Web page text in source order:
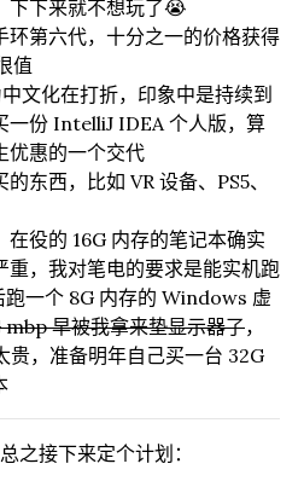
下下来就不想玩了😭
环第六代，十分之一的价格获得
值
文化在打折，印象中是持续到
一份 IntelliJ IDEA 个人版，算
优惠的一个交代
东西，比如 VR 设备、PS5、
役的 16G 内存的笔记本确实
重，我对笔电的要求是能实机跑
一个 8G 内存的 Windows 虚
mbp 早被我拿来垫显示器了，
贵，准备明年自己买一台 32G
之接下来定个计划：